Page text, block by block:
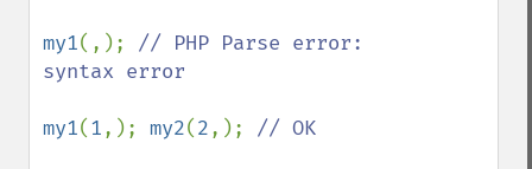
my1(,); // PHP Parse error:
syntax error
my1(1,); my2(2,); // OK